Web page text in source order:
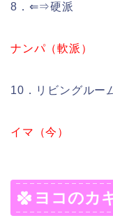
8．⇐⇒硬派
ナンパ（軟派）
10．リビングルー
イマ（今）
ヨコのカ